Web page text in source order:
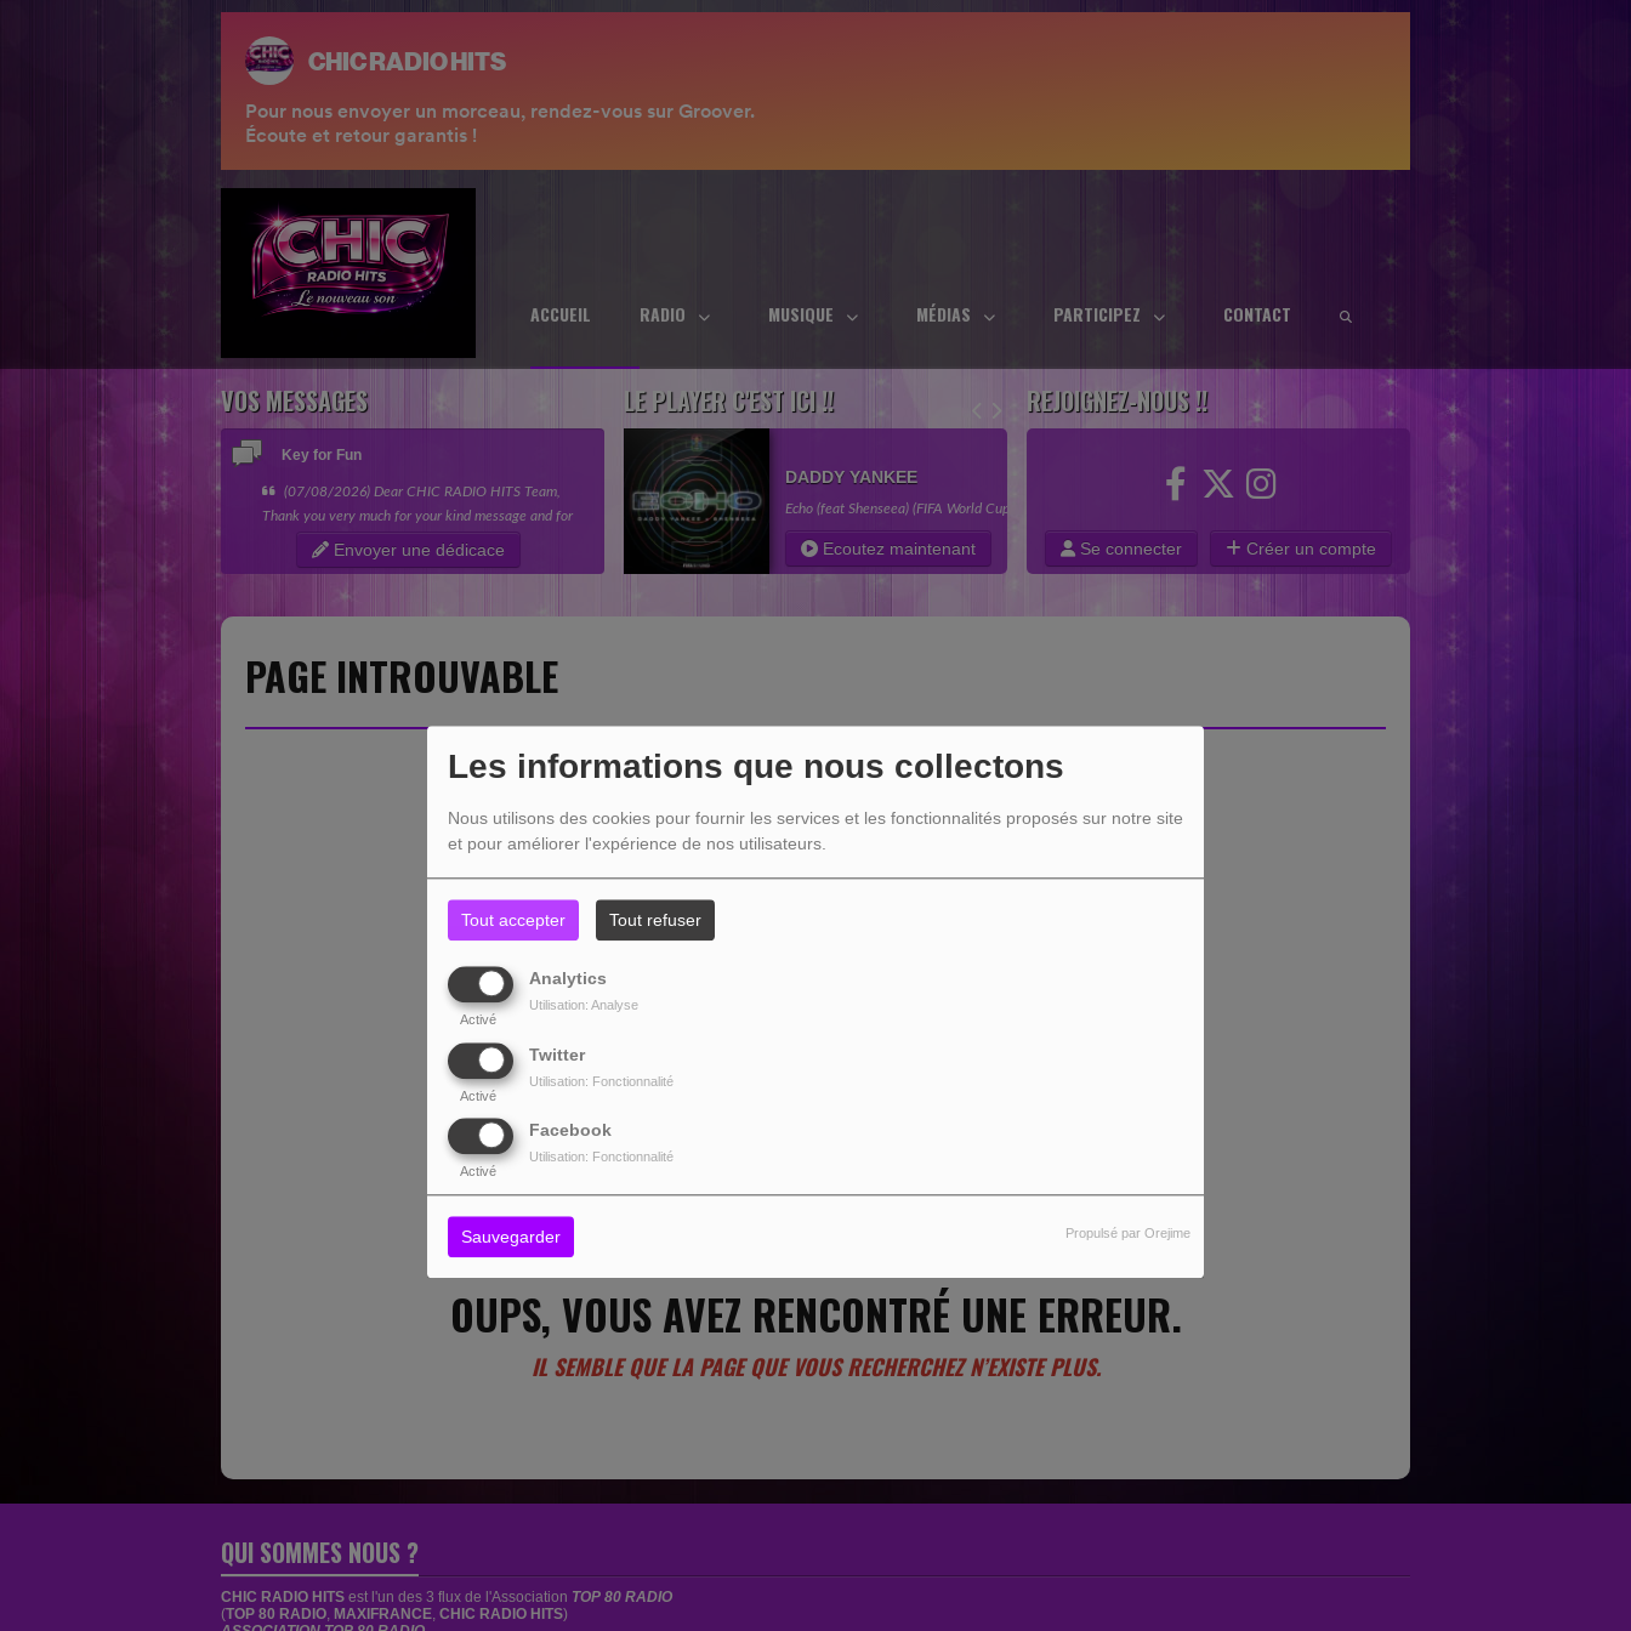
Les informations que nous collectons
Nous utilisons des cookies pour fournir les services et les fonctionnalités proposés sur notre site
et pour améliorer l'expérience de nos utilisateurs.
Tout accepter Tout refuser
Analytics
Activé
Utilisation: Analyse
Twitter
Activé
Utilisation: Fonctionnalité
Facebook
Activé
Utilisation: Fonctionnalité
Sauvegarder Propulsé par Orejime
ACCUEIL RADIO MUSIQUE MÉDIAS PARTICIPEZ CONTACT
VOS MESSAGES
Key for Fun
(07/08/2026) Dear CHIC RADIO HITS Team,
Thank you very much for your kind message and for
giving my song the opportunity to be featured in your
“Nouvelles sensations” category....
Envoyer une dédicace
LE PLAYER C'EST ICI !!
DADDY YANKEE
Echo (feat Shenseea) (FIFA World Cup 2026)
(2026)
Ecoutez maintenant
REJOIGNEZ-NOUS !!
Se connecter Créer un compte
PAGE INTROUVABLE
404
OUPS, VOUS AVEZ RENCONTRÉ UNE ERREUR.
IL SEMBLE QUE LA PAGE QUE VOUS RECHERCHEZ N’EXISTE PLUS.
QUI SOMMES NOUS ?
CHIC RADIO HITS est l'un des 3 flux de l'Association TOP 80 RADIO
(TOP 80 RADIO, MAXIFRANCE, CHIC RADIO HITS)